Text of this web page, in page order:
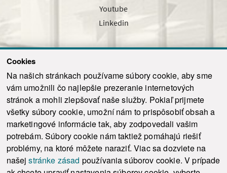
Cookies
Na našich stránkach používame súbory cookie, aby sme
vám umožnili čo najlepšie prezeranie internetových
stránok a mohli zlepšovať naše služby. Pokiaľ prijmete
všetky súbory cookie, umožní nám to prispôsobiť obsah a
marketingové informácie tak, aby zodpovedali vašim
potrebám. Súbory cookie nám taktiež pomáhajú riešiť
problémy, na ktoré môžete naraziť. Viac sa dozviete na
našejstránke zásad používania súborov cookie. V prípade
Youtube
Linkedin
Odoslať
© 2021-2026 ku.sk. Všetky práva vyhradené. | Ochrana osobných údajov